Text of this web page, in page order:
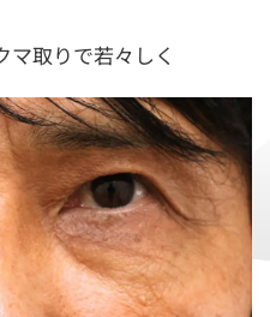
マ取りで若々しく